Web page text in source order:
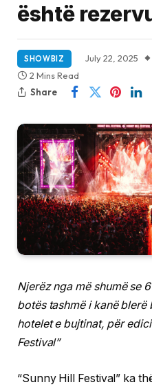
është
SHOWBIZ July 22, 2025
2 Mins Read
Share
Njerëz nga më shumë se
botës tashmë i kanë
hotelet e bujtinat, për
Festival”
“Sunny Hill Festival” ka